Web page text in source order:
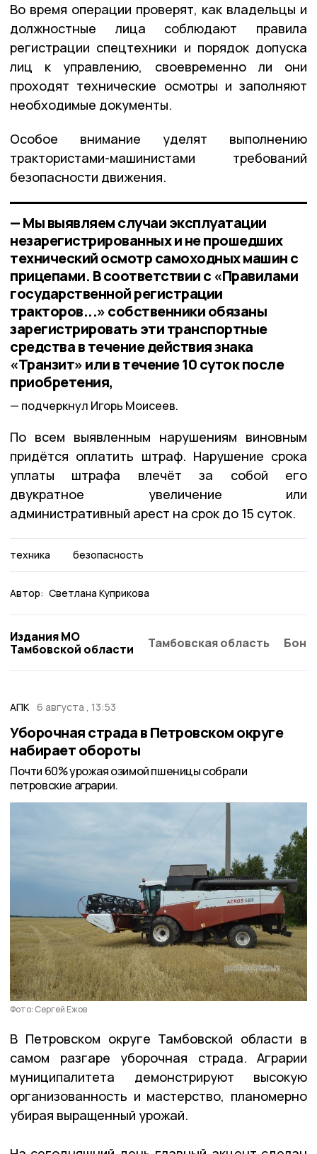
Во время операции проверят, как владельцы и
должностные лица соблюдают правила
регистрации спецтехники и порядок допуска
лиц к управлению, своевременно ли они
проходят технические осмотры и заполняют
необходимые документы.
Особое внимание уделят выполнению
трактористами-машинистами требований
безопасности движения.
— Мы выявляем случаи эксплуатации
незарегистрированных и не прошедших
технический осмотр самоходных машин с
прицепами. В соответствии с «Правилами
государственной регистрации
тракторов...» собственники обязаны
зарегистрировать эти транспортные
средства в течение действия знака
«Транзит» или в течение 10 суток после
приобретения,
подчеркнул Игорь Моисеев.
По всем выявленным нарушениям виновным
придётся оплатить штраф. Нарушение срока
уплаты штрафа влечёт за собой его
двукратное увеличение или
административный арест на срок до 15 суток.
техника безопасность
Автор: Светлана Куприкова
Издания МО
Тамбовской области
Тамбовская область
АПК 6 августа , 13:53
Уборочная страда в Петровском округе
набирает обороты
Почти 60% урожая озимой пшеницы собрали
петровские аграрии.
Фото: Сергей Ежов
В Петровском округе Тамбовской области в
самом разгаре уборочная страда. Аграрии
муниципалитета демонстрируют высокую
организованность и мастерство, планомерно
убирая выращенный урожай.